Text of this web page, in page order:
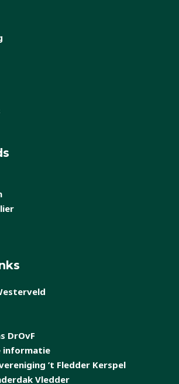
DrOvF
informatie
’t Fledder Kerspel
Vledder